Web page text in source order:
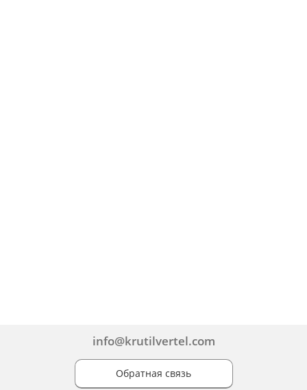
info@krutilvertel.com
Обратная связь